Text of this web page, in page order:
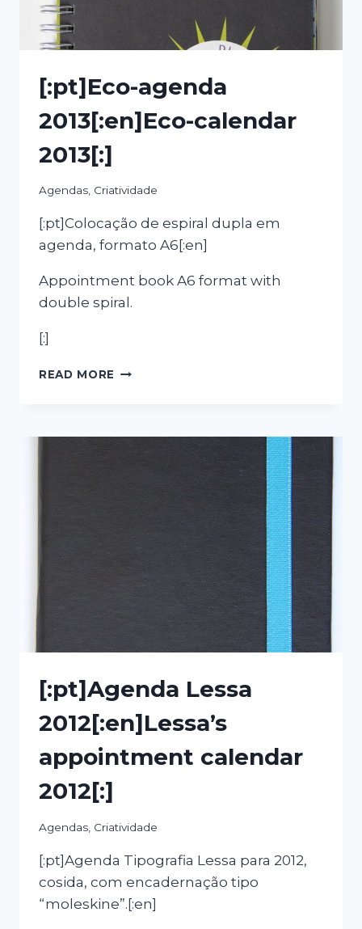
[:pt]Eco-agenda
2013[:en]Eco-calendar
2013[:]
Agendas, Criatividade
[:pt]Colocação de espiral dupla em
agenda, formato A6[:en]
Appointment book A6 format with
double spiral.
[:]
READ MORE [:PT]ECO-
2013[:]
[:pt]Agenda Lessa
2012[:en]Lessa’s
appointment calendar
2012[:]
Agendas Criatividade
[:pt]Agenda Tipografia Lessa para 2012,
cosida, com encadernação tipo
“moleskine”.[:en]